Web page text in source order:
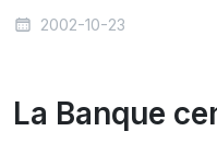
2002-10-23
La Banque